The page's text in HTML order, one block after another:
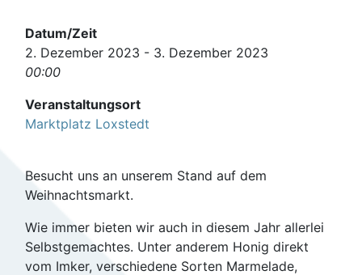
Datum/Zeit
2. Dezember 2023 - 3. Dezember 2023
00:00
Veranstaltungsort
Marktplatz Loxstedt
Besucht uns an unserem Stand auf dem
Weihnachtsmarkt.
Wie immer bieten wir auch in diesem Jahr allerlei
Selbstgemachtes. Unter anderem Honig direkt
vom Imker, verschiedene Sorten Marmelade,